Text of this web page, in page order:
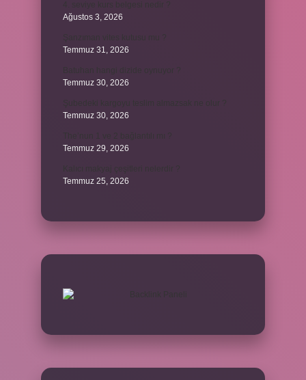
Ağustos 3, 2026
Temmuz 31, 2026
Temmuz 30, 2026
Temmuz 30, 2026
Temmuz 29, 2026
Temmuz 25, 2026